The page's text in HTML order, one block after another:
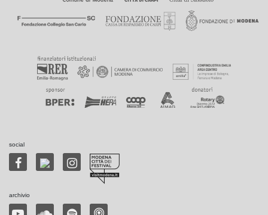
social
archivio